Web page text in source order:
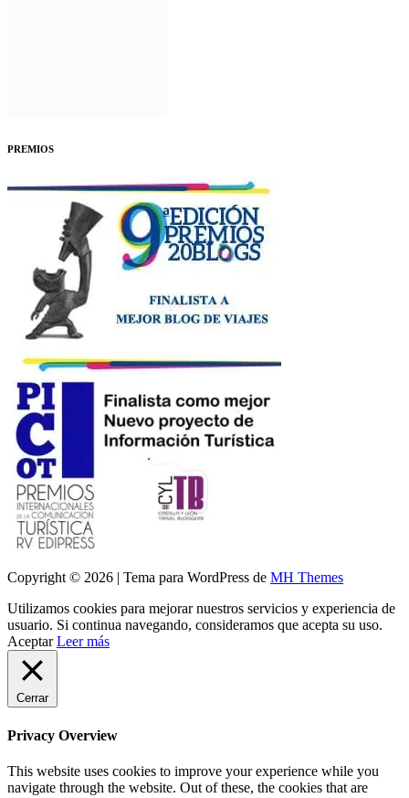
PREMIOS
Copyright © 2026 | Tema para WordPress de MH Themes
Utilizamos cookies para mejorar nuestros servicios y experiencia de
usuario. Si continua navegando, consideramos que acepta su uso.
Aceptar Leer más
Cerrar
Privacy Overview
This website uses cookies to improve your experience while you
navigate through the website. Out of these, the cookies that are